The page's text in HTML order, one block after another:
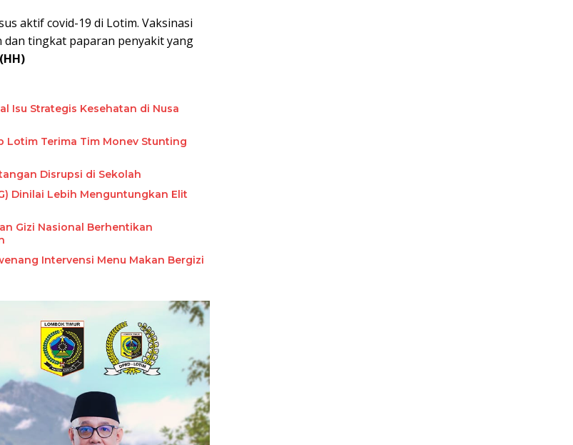
aktif covid-19 di Lotim. Vaksinasi
dan tingkat paparan penyakit yang
(HH)
Isu Strategis Kesehatan di Nusa
Lotim Terima Tim Monev Stunting
Disrupsi di Sekolah
Dinilai Lebih Menguntungkan Elit
Gizi Nasional Berhentikan
Intervensi Menu Makan Bergizi